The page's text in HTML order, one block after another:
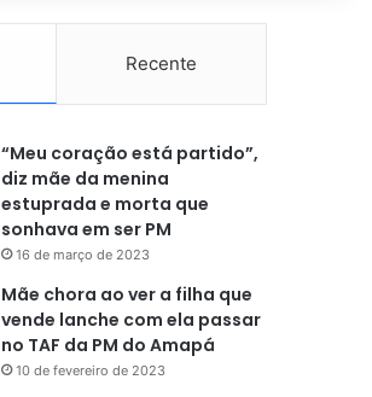
Recente
“Meu coração está partido”,
diz mãe da menina
estuprada e morta que
sonhava em ser PM
16 de março de 2023
Mãe chora ao ver a filha que
vende lanche com ela passar
no TAF da PM do Amapá
10 de fevereiro de 2023